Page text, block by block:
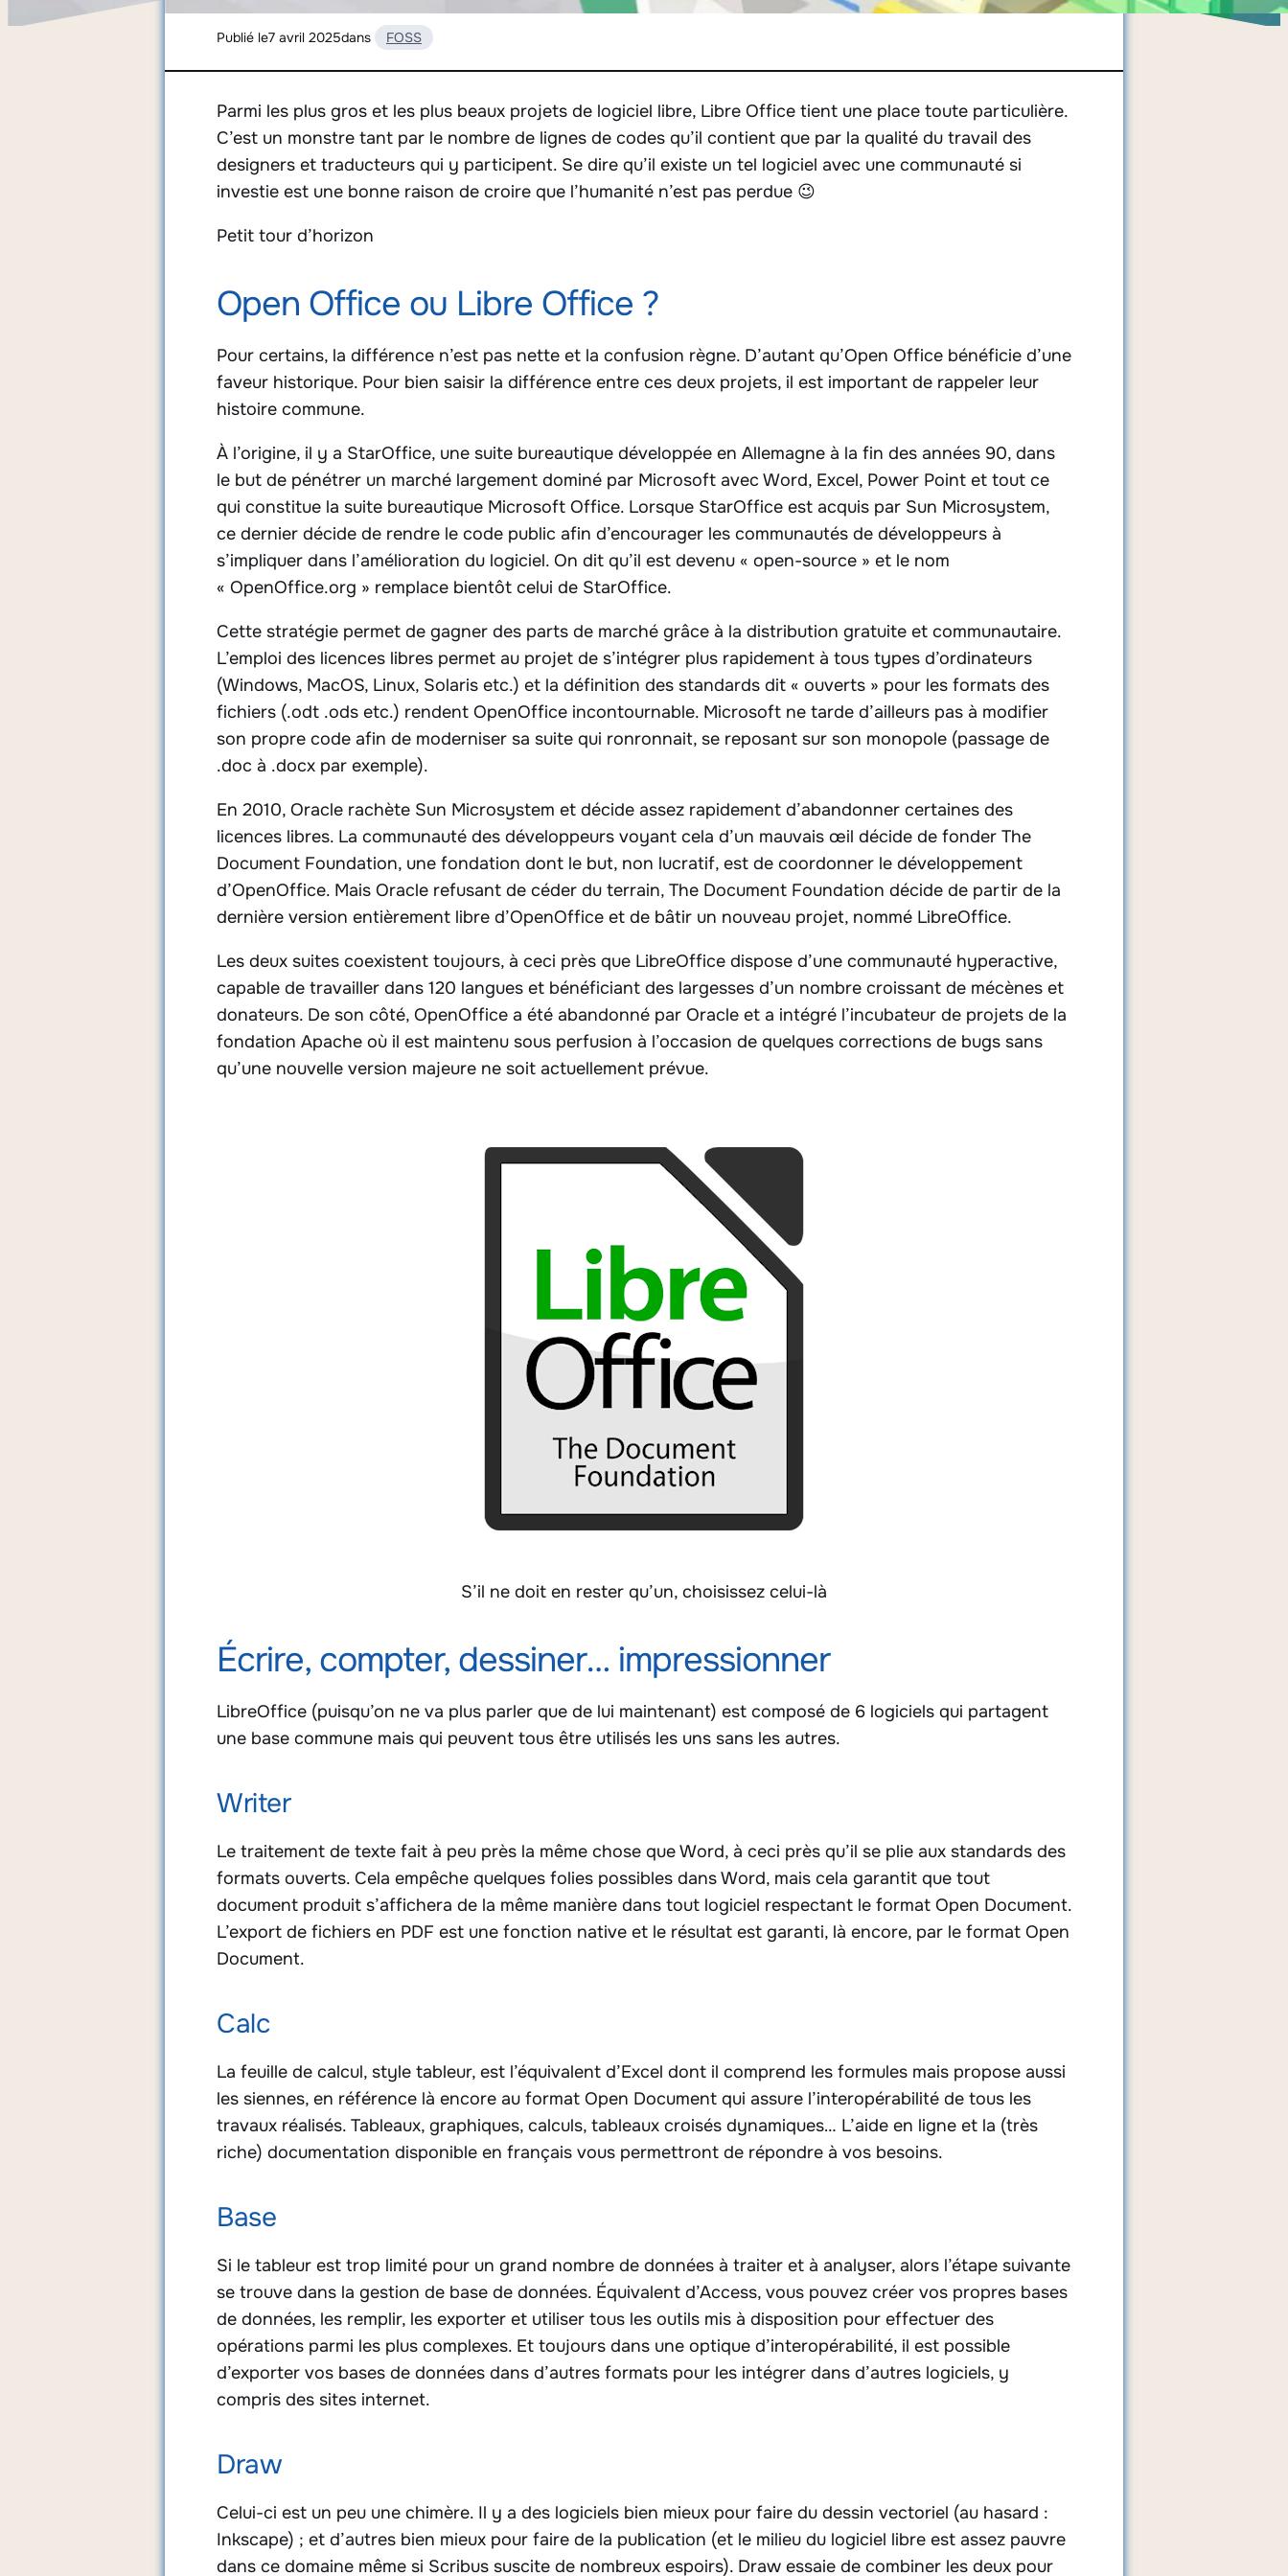
Publié le7 avril 2025dans FOSS
Parmi les plus gros et les plus beaux projets de logiciel libre, Libre Office tient une place toute particulière.
C’est un monstre tant par le nombre de lignes de codes qu’il contient que par la qualité du travail des
designers et traducteurs qui y participent. Se dire qu’il existe un tel logiciel avec une communauté si
investie est une bonne raison de croire que l’humanité n’est pas perdue 😉
Petit tour d’horizon
Open Office ou Libre Office ?
Pour certains, la différence n’est pas nette et la confusion règne. D’autant qu’Open Office bénéficie d’une
faveur historique. Pour bien saisir la différence entre ces deux projets, il est important de rappeler leur
histoire commune.
À l’origine, il y a StarOffice, une suite bureautique développée en Allemagne à la fin des années 90, dans
le but de pénétrer un marché largement dominé par Microsoft avec Word, Excel, Power Point et tout ce
qui constitue la suite bureautique Microsoft Office. Lorsque StarOffice est acquis par Sun Microsystem,
ce dernier décide de rendre le code public afin d’encourager les communautés de développeurs à
s’impliquer dans l’amélioration du logiciel. On dit qu’il est devenu « open-source » et le nom
« OpenOffice.org » remplace bientôt celui de StarOffice.
Cette stratégie permet de gagner des parts de marché grâce à la distribution gratuite et communautaire.
L’emploi des licences libres permet au projet de s’intégrer plus rapidement à tous types d’ordinateurs
(Windows, MacOS, Linux, Solaris etc.) et la définition des standards dit « ouverts » pour les formats des
fichiers (.odt .ods etc.) rendent OpenOffice incontournable. Microsoft ne tarde d’ailleurs pas à modifier
son propre code afin de moderniser sa suite qui ronronnait, se reposant sur son monopole (passage de
.doc à .docx par exemple).
En 2010, Oracle rachète Sun Microsystem et décide assez rapidement d’abandonner certaines des
licences libres. La communauté des développeurs voyant cela d’un mauvais œil décide de fonder The
Document Foundation, une fondation dont le but, non lucratif, est de coordonner le développement
d’OpenOffice. Mais Oracle refusant de céder du terrain, The Document Foundation décide de partir de la
dernière version entièrement libre d’OpenOffice et de bâtir un nouveau projet, nommé LibreOffice.
Les deux suites coexistent toujours, à ceci près que LibreOffice dispose d’une communauté hyperactive,
capable de travailler dans 120 langues et bénéficiant des largesses d’un nombre croissant de mécènes et
donateurs. De son côté, OpenOffice a été abandonné par Oracle et a intégré l’incubateur de projets de la
fondation Apache où il est maintenu sous perfusion à l’occasion de quelques corrections de bugs sans
qu’une nouvelle version majeure ne soit actuellement prévue.
S’il ne doit en rester qu’un, choisissez celui-là
Écrire, compter, dessiner… impressionner
LibreOffice (puisqu’on ne va plus parler que de lui maintenant) est composé de 6 logiciels qui partagent
une base commune mais qui peuvent tous être utilisés les uns sans les autres.
Writer
Le traitement de texte fait à peu près la même chose que Word, à ceci près qu’il se plie aux standards des
formats ouverts. Cela empêche quelques folies possibles dans Word, mais cela garantit que tout
document produit s’affichera de la même manière dans tout logiciel respectant le format Open Document.
L’export de fichiers en PDF est une fonction native et le résultat est garanti, là encore, par le format Open
Document.
Calc
La feuille de calcul, style tableur, est l’équivalent d’Excel dont il comprend les formules mais propose aussi
les siennes, en référence là encore au format Open Document qui assure l’interopérabilité de tous les
travaux réalisés. Tableaux, graphiques, calculs, tableaux croisés dynamiques… L’aide en ligne et la (très
riche) documentation disponible en français vous permettront de répondre à vos besoins.
Base
Si le tableur est trop limité pour un grand nombre de données à traiter et à analyser, alors l’étape suivante
se trouve dans la gestion de base de données. Équivalent d’Access, vous pouvez créer vos propres bases
de données, les remplir, les exporter et utiliser tous les outils mis à disposition pour effectuer des
opérations parmi les plus complexes. Et toujours dans une optique d’interopérabilité, il est possible
d’exporter vos bases de données dans d’autres formats pour les intégrer dans d’autres logiciels, y
compris des sites internet.
Draw
Celui-ci est un peu une chimère. Il y a des logiciels bien mieux pour faire du dessin vectoriel (au hasard :
Inkscape) ; et d’autres bien mieux pour faire de la publication (et le milieu du logiciel libre est assez pauvre
dans ce domaine même si Scribus suscite de nombreux espoirs). Draw essaie de combiner les deux pour